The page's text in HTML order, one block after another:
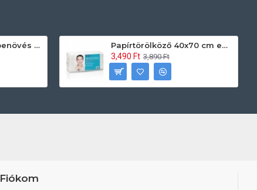
Prontoman körömbenövés kezelő gél tamponáláshoz 20 ml
Papírtörölköző 40x70 cm egyszerhasználatos 60db/csomag
3,490 Ft 3,890 Ft
Fiókom